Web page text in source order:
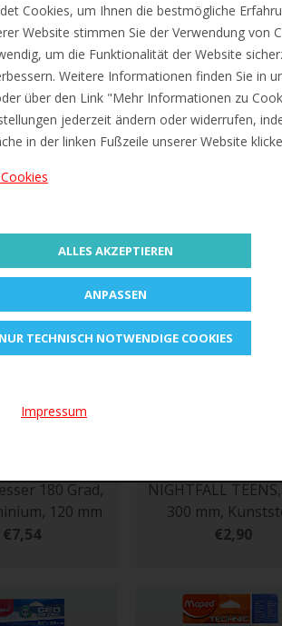
Cookies, um Ihnen die bestmögliche
Website stimmen Sie der Verwendung von
um die Funktionalität der Website
Weitere Informationen finden Sie in
über den Link "Mehr Informationen zu
jederzeit ändern oder widerrufen,
in der linken Fußzeile unserer Website
ALLES AKZEPTIEREN
ANPASSEN
NUR TECHNISCH NOTWENDIGE COOKIES
Impressum
Twist'n
200 mm,
€3,02
Maped Flachlineal
Flex, 300 mm,
180 Grad,
120 mm
€7,54
NIGHTFALL
300 mm,
€2,90